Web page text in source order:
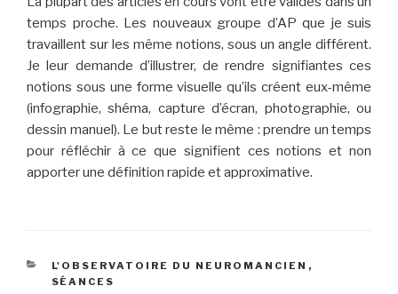
temps proche. Les nouveaux groupe d’AP que je suis
travaillent sur les même notions, sous un angle différent.
Je leur demande d’illustrer, de rendre signifiantes ces
notions sous une formevisuellequ’ils créent eux-même
(infographie, shéma, capture d’écran, photographie, ou
dessin manuel). Le but reste le même : prendre un temps
pour réfléchir à ce que signifient ces notions et non
apporter une définition rapide et approximative.
CATÉGORIES
L'OBSERVATOIRE DU NEUROMANCIEN ,
SÉANCES